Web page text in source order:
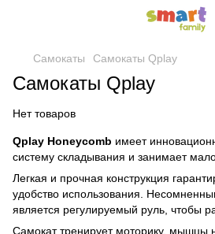
Самокаты Самокаты Qplay
Самокаты Qplay
Нет товаров
Qplay Honeycomb имеет
систему складывания и занимает
Легкая и прочная конструкция
удобство использования.
является регулируемый руль, чтобы
Самокат тренирует моторику, мышцы